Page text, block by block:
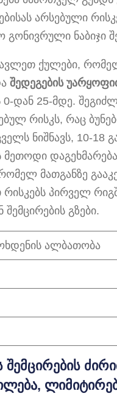
არსებული
ნაბიჯი
ქულები,
შედეგების
დან 25-მდე.
რისკს, რაც
ნიშნავს, 10-
მეთოდი
მათგანზე
პირველ
შემცირების გზები.
ალბათობა
შემცირების